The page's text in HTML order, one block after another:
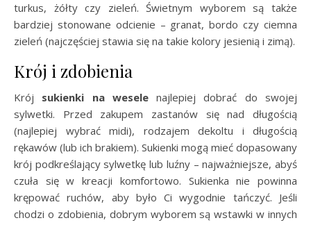
turkus, żółty czy zieleń. Świetnym wyborem są także
bardziej stonowane odcienie – granat, bordo czy ciemna
zieleń (najczęściej stawia się na takie kolory jesienią i zimą).
Krój i zdobienia
Krój sukienki na weselenajlepiej dobrać do swojej
sylwetki. Przed zakupem zastanów się nad długością
(najlepiej wybrać midi), rodzajem dekoltu i długością
rękawów (lub ich brakiem). Sukienki mogą mieć dopasowany
krój podkreślający sylwetkę lub luźny – najważniejsze, abyś
czuła się w kreacji komfortowo. Sukienka nie powinna
krępować ruchów, aby było Ci wygodnie tańczyć. Jeśli
chodzi o zdobienia, dobrym wyborem są wstawki w innych